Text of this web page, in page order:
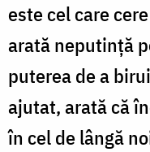
este cel care
arată neputință
puterea de a
ajutat, arată că
în cel de lângă